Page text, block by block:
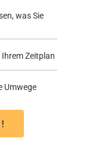
was Sie
Zeitplan
Umwege